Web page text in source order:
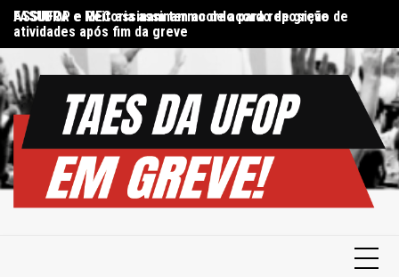
para
o
conteúdo
FASUBRA e MEC assinam termo de acordo de greve
ASSUFOP e Reitoria assinam acordo para reposição de
atividades após fim da greve